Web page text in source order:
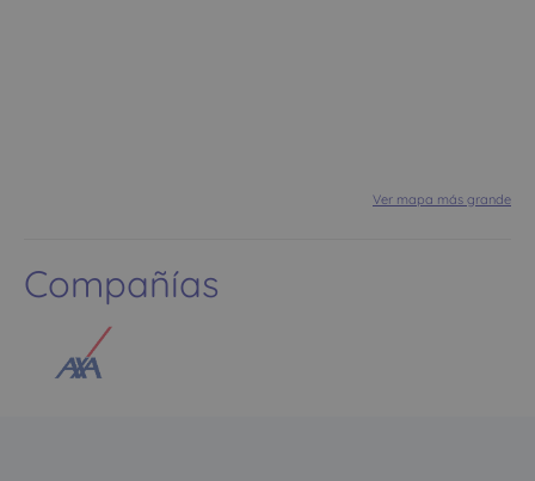
Ver mapa más grande
Compañías